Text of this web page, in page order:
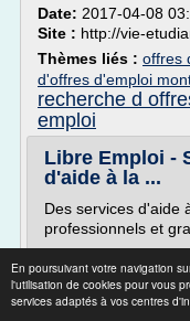
En poursuivant votre navigation
l'utilisation de cookies pour vous
services adaptés à vos centres
Date: 2017-04-08
Site : http://vie-
Thèmes liés : offres
d'offres d'emploi
recherche d
emploi
Libre Emploi -
d'aide à la ...
Des services d'aide
professionnels et
Libre Emploi est
démarches.
Que ce soit pour: